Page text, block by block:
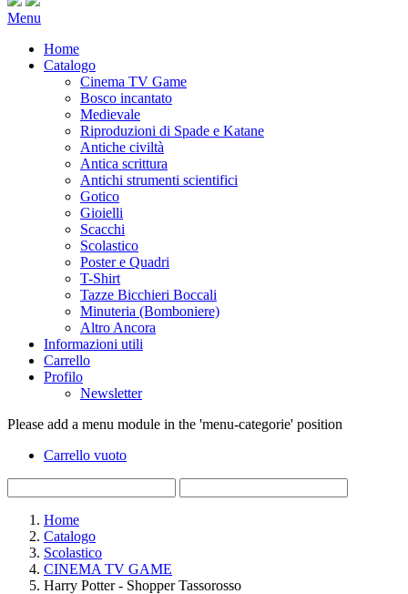
Menu
Home
Catalogo
Cinema TV Game
Bosco incantato
Medievale
Riproduzioni di Spade e Katane
Antiche civiltà
Antica scrittura
Antichi strumenti scientifici
Gotico
Gioielli
Scacchi
Scolastico
Poster e Quadri
T-Shirt
Tazze Bicchieri Boccali
Minuteria (Bomboniere)
Altro Ancora
Informazioni utili
Carrello
Profilo
Newsletter
Please add a menu module in the 'menu-categorie' position
Carrello vuoto
Home
Catalogo
Scolastico
CINEMA TV GAME
Harry Potter - Shopper Tassorosso